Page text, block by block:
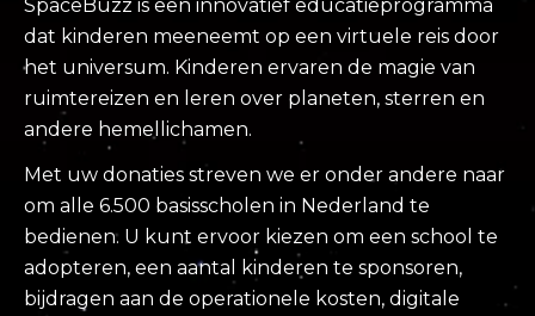
SpaceBuzz is een innovatief educatieprogramma
dat kinderen meeneemt op een virtuele reis door
het universum. Kinderen ervaren de magie van
ruimtereizen en leren over planeten, sterren en
andere hemellichamen.
Met uw donaties streven we er onder andere naar
om alle 6.500 basisscholen in Nederland te
bedienen. U kunt ervoor kiezen om een school te
adopteren, een aantal kinderen te sponsoren,
bijdragen aan de operationele kosten, digitale